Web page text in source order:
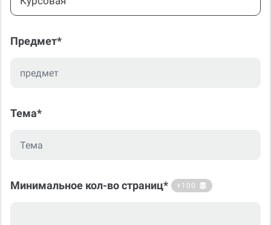
Предмет*
Тема*
Минимальное кол-во страниц* +100